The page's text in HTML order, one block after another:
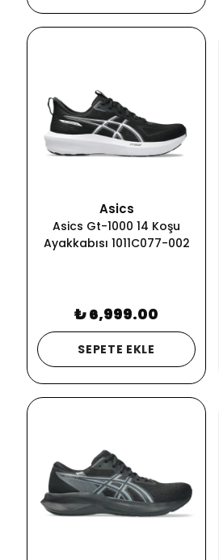
Asics
Asics Gt-1000 14 Koşu
Ayakkabısı 1011C077-002
₺ 6,999.00
SEPETE EKLE